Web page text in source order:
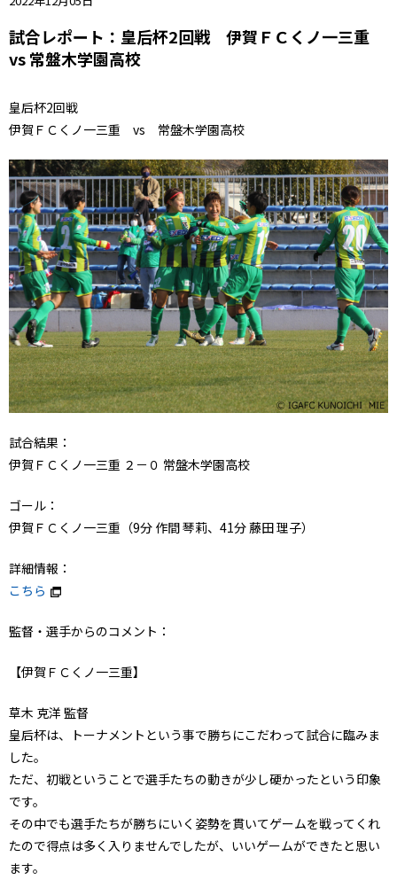
試合レポート：皇后杯2回戦 伊賀ＦＣくノ一三重
vs 常盤木学園高校
皇后杯2回戦
伊賀ＦＣくノ一三重 vs 常盤木学園高校
試合結果：
伊賀ＦＣくノ一三重 ２－０ 常盤木学園高校
ゴール：
伊賀ＦＣくノ一三重（9分 作間 琴莉、41分 藤田 理子）
詳細情報：
こちら
監督・選手からのコメント：
【伊賀ＦＣくノ一三重】
草木 克洋 監督
皇后杯は、トーナメントという事で勝ちにこだわって試合に臨みま
した。
ただ、初戦ということで選手たちの動きが少し硬かったという印象
です。
その中でも選手たちが勝ちにいく姿勢を貫いてゲームを戦ってくれ
たので得点は多く入りませんでしたが、いいゲームができたと思い
ます。